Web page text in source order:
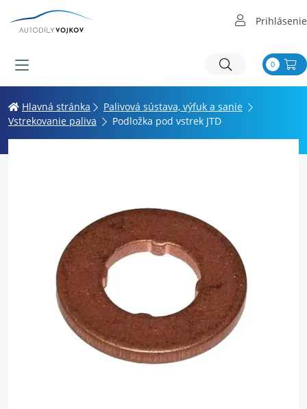
Prihlásenie
0
Hlavná stránka
Palivová sústava, výfuk a sanie
Vstrekovanie paliva
Podložka pod vstrek JTD